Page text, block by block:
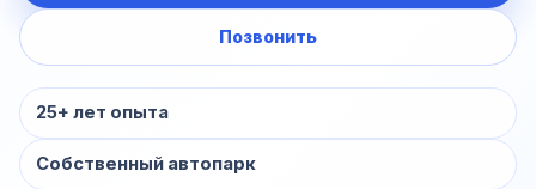
Позвонить
25+ лет опыта
Собственный автопарк